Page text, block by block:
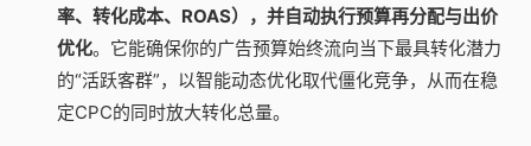
率、转化成本、ROAS），并自动执行预算再分配与出价
优化。它能确保你的广告预算始终流向当下最具转化潜力
的“活跃客群”，以智能动态优化取代僵化竞争，从而在稳
定CPC的同时放大转化总量。